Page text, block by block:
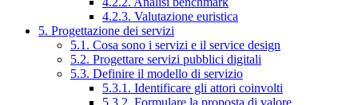
4.2.3. Valutazione euristica
5. Progettazione dei servizi
5.1. Cosa sono i servizi e il service design
5.2. Progettare servizi pubblici digitali
5.3. Definire il modello di servizio
5.3.1. Identificare gli attori coinvolti
5.3.2. Formulare la proposta di valore